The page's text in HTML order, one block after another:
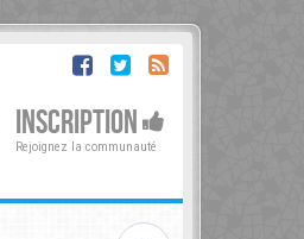
INSCRIPTION
Rejoignez la communauté